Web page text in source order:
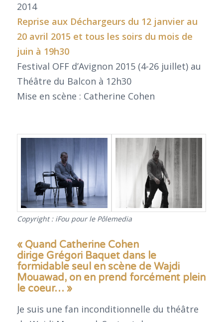
2014
Reprise aux Déchargeurs du 12 janvier au
20 avril 2015 et tous les soirs du mois de
juin à 19h30
Festival OFF d’Avignon 2015 (4-26 juillet) au
Théâtre du Balcon à 12h30
Mise en scène : Catherine Cohen
Copyright : iFou pour le Pôlemedia
« Quand Catherine Cohen
dirige Grégori Baquet dans le
formidable seul en scène de Wajdi
Mouawad, on en prend forcément plein
le coeur… »
Je suis une fan inconditionnelle du théâtre